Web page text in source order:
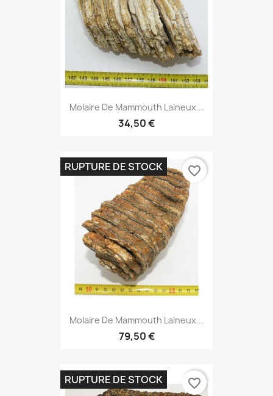
Molaire De Mammouth Laineux...
34,50 €
Molaire De Mammouth Laineux...
79,50 €
RUPTURE DE STOCK favorite_border
RUPTURE DE STOCK favorite_border